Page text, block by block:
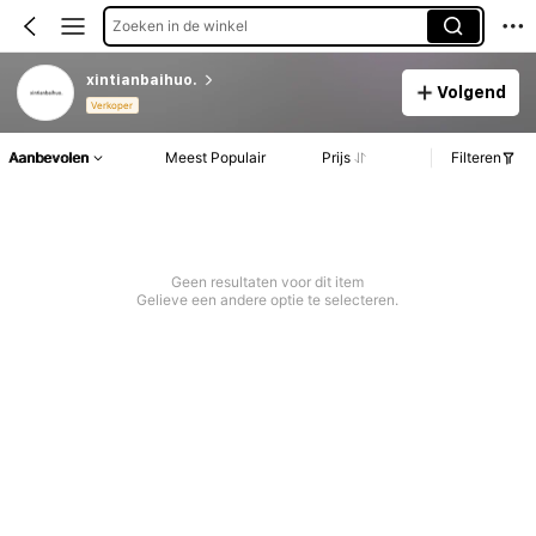
Zoeken in de winkel
xintianbaihuo.
Verkoper
Volgend
Aanbevolen Meest Populair Prijs Filteren
Geen resultaten voor dit item
Gelieve een andere optie te selecteren.